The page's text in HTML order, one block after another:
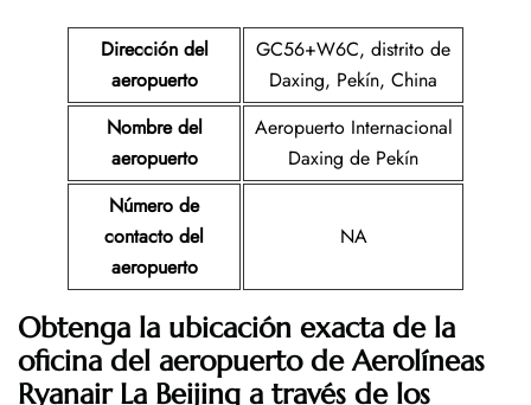
Dirección del
aeropuerto
GC56+W6C, distrito de
Daxing, Pekín, China
Nombre del
aeropuerto
Aeropuerto Internacional
Daxing de Pekín
Número de
contacto del
aeropuerto
NA
Obtenga la ubicación exacta de la
oficina del aeropuerto de Aerolíneas
Ryanair La Beijing a través de los